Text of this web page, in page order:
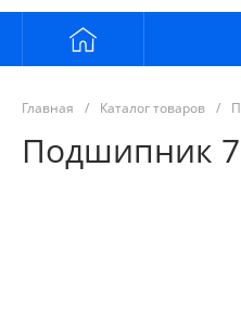
Главная / Каталог товаров /
Подшипник